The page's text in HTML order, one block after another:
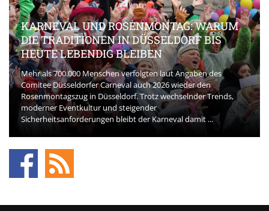
KARNEVAL UND ROSENMONTAG: WARUM
DIE TRADITIONEN IN DÜSSELDORF BIS
HEUTE LEBENDIG BLEIBEN
Mehr als 700.000 Menschen verfolgten laut Angaben des
Comitee Düsseldorfer Carneval auch 2026 wieder den
Rosenmontagszug in Düsseldorf. Trotz wechselnder Trends,
moderner Eventkultur und steigender
Sicherheitsanforderungen bleibt der Karneval damit ...